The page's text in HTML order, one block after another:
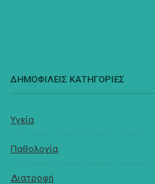
ΔΗΜΟΦΙΛΕΙΣ ΚΑΤΗΓΟΡΙΕΣ
Υγεία
Παθολογία
Διατροφή